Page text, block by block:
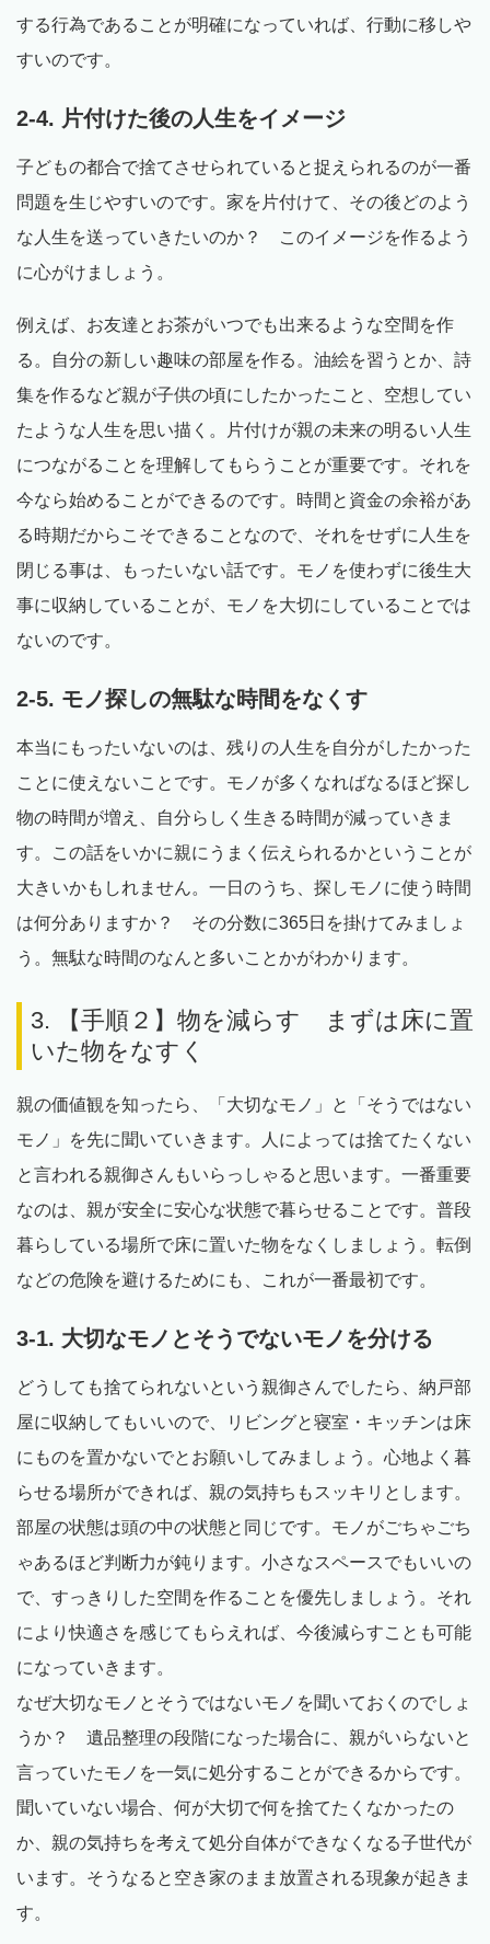
する行為であることが明確になっていれば、行動に移しや
すいのです。
2-4. 片付けた後の人生をイメージ
子どもの都合で捨てさせられていると捉えられるのが一番
問題を生じやすいのです。家を片付けて、その後どのよう
な人生を送っていきたいのか？ このイメージを作るよう
に心がけましょう。
例えば、お友達とお茶がいつでも出来るような空間を作
る。自分の新しい趣味の部屋を作る。油絵を習うとか、詩
集を作るなど親が子供の頃にしたかったこと、空想してい
たような人生を思い描く。片付けが親の未来の明るい人生
につながることを理解してもらうことが重要です。それを
今なら始めることができるのです。時間と資金の余裕があ
る時期だからこそできることなので、それをせずに人生を
閉じる事は、もったいない話です。モノを使わずに後生大
事に収納していることが、モノを大切にしていることでは
ないのです。
2-5. モノ探しの無駄な時間をなくす
本当にもったいないのは、残りの人生を自分がしたかった
ことに使えないことです。モノが多くなればなるほど探し
物の時間が増え、自分らしく生きる時間が減っていきま
す。この話をいかに親にうまく伝えられるかということが
大きいかもしれません。一日のうち、探しモノに使う時間
は何分ありますか？ その分数に365日を掛けてみましょ
う。無駄な時間のなんと多いことかがわかります。
3. 【手順２】物を減らす まずは床に置
いた物をなすく
親の価値観を知ったら、「大切なモノ」と「そうではない
モノ」を先に聞いていきます。人によっては捨てたくない
と言われる親御さんもいらっしゃると思います。一番重要
なのは、親が安全に安心な状態で暮らせることです。普段
暮らしている場所で床に置いた物をなくしましょう。転倒
などの危険を避けるためにも、これが一番最初です。
3-1. 大切なモノとそうでないモノを分ける
どうしても捨てられないという親御さんでしたら、納戸部
屋に収納してもいいので、リビングと寝室・キッチンは床
にものを置かないでとお願いしてみましょう。心地よく暮
らせる場所ができれば、親の気持ちもスッキリとします。
部屋の状態は頭の中の状態と同じです。モノがごちゃごち
ゃあるほど判断力が鈍ります。小さなスペースでもいいの
で、すっきりした空間を作ることを優先しましょう。それ
により快適さを感じてもらえれば、今後減らすことも可能
になっていきます。
なぜ大切なモノとそうではないモノを聞いておくのでしょ
うか？ 遺品整理の段階になった場合に、親がいらないと
言っていたモノを一気に処分することができるからです。
聞いていない場合、何が大切で何を捨てたくなかったの
か、親の気持ちを考えて処分自体ができなくなる子世代が
います。そうなると空き家のまま放置される現象が起きま
す。